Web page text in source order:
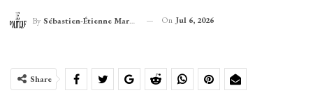
By Sébastien-Étienne Marechal On Jul 6, 2026
Share